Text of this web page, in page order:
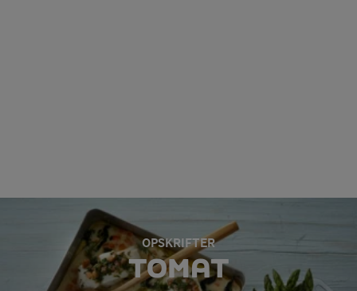
OPSKRIFTER
TOMAT